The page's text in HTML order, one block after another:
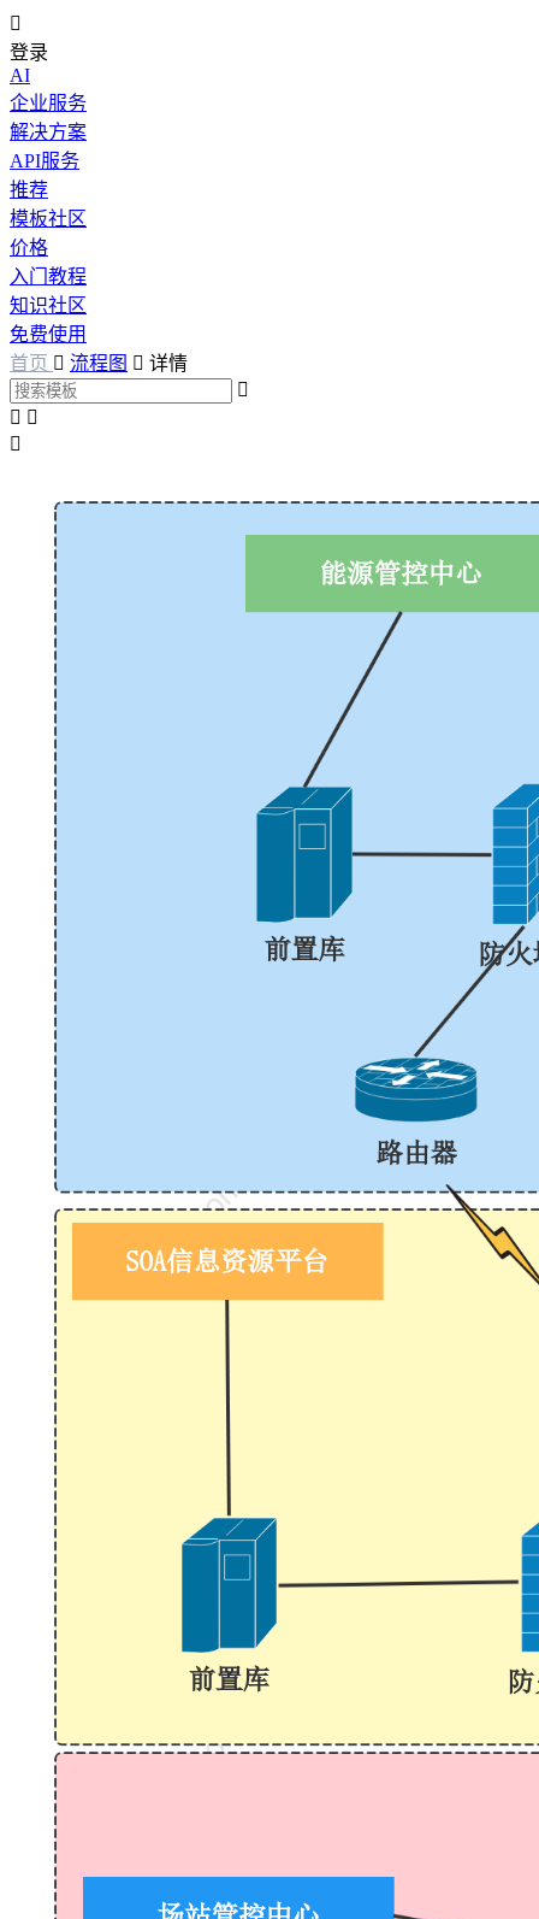

登录
AI
企业服务
解决方案
API服务
推荐
模板社区
价格
入门教程
知识社区
免费使用
首页  流程图  详情

 
